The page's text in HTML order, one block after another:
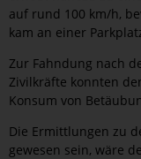
auf rund 100 km/h,
kam an einer
Zur Fahndung nach
Zivilkräfte konnten
Konsum von
Die Ermittlungen zu
gewesen sein, wäre